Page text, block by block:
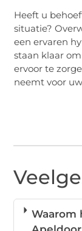
Heeft u
situatie?
een ervaren
staan klaar
ervoor te
neemt voor
Waarom